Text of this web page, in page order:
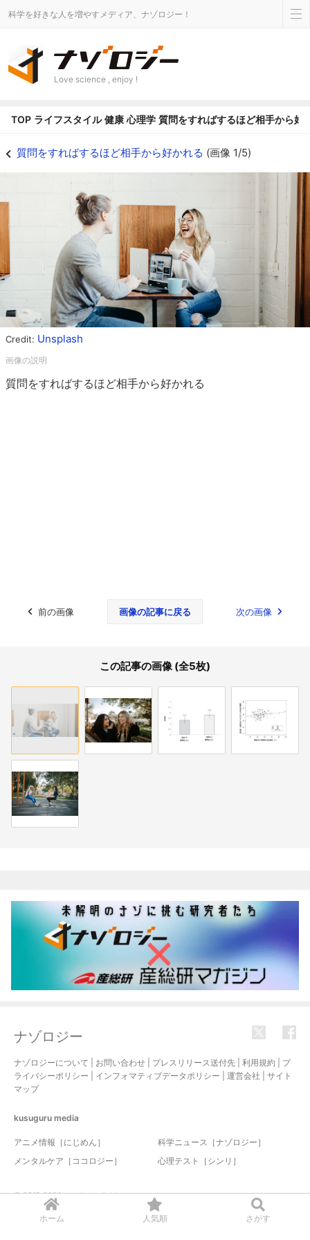
ホーム 人気順 さがす
科学を好きな人を増やすメディア、ナゾロジー！
Love science , enjoy !
TOP ライフスタイル 健康 心理学 質問をすればするほど相手から好
質問をすればするほど相手から好かれる (画像 1/5)
Credit: Unsplash
質問をすればするほど相手から好かれる
前の画像 画像の記事に戻る 次の画像
この記事の画像 (全5枚)
ナゾロジー
ナゾロジーについて お問い合わせ プレスリリース送付先 利用規約
プ
ライバシーポリシー
インフォマティブデータポリシー 運営会社
サイト
マップ
kusuguru media
アニメ情報［にじめん］
科学ニュース［ナゾロジー］
メンタルケア［ココロジー］
心理テスト［シンリ］
© 2017-2026 nazology. all rights reserved.